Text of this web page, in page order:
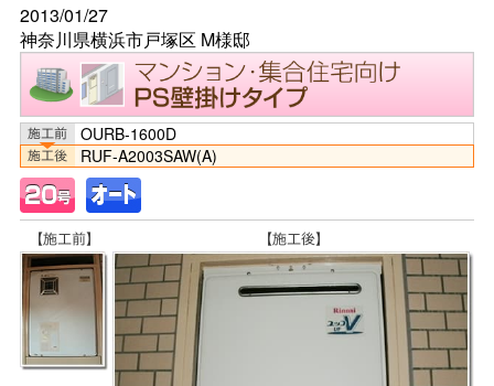
2013/01/27
神奈川県横浜市戸塚区 M様邸
OURB-1600D
RUF-A2003SAW(A)